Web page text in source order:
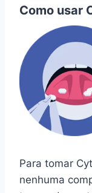
Como usar
Para tomar
nenhuma